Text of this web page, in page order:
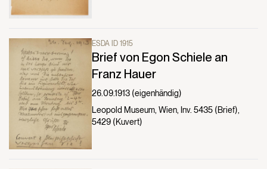
ESDA ID 1915
Brief von Egon Schiele an
Franz Hauer
26.09.1913 (eigenhändig)
Leopold Museum, Wien, Inv. 5435 (Brief),
5429 (Kuvert)